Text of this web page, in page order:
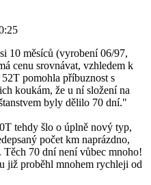
10 měsíců (vyrobení 06/97,
cenu srovnávat, vzhledem k
pomohla příbuznost s
koukám, že u ní složení na
byly dělilo 70 dní."
tehdy šlo o úplně nový typ,
počet km naprázdno,
Těch 70 dní není vůbec mnoho!
již proběhl mnohem rychleji od